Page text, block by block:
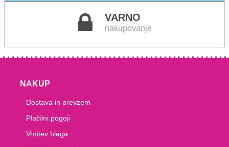
VARNO
nakupovanje
NAKUP
Dostava in prevzem
Plačilni pogoji
Vrnitev blaga